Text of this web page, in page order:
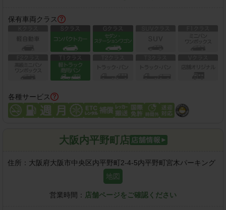
保有車両クラス
各種サービス
大阪内平野町店
住所： 大阪府大阪市中央区内平野町2-4-5内平野町宮木パーキング
地図
営業時間： 店舗ページをご確認ください